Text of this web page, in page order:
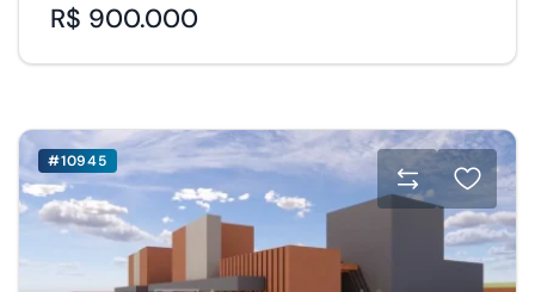
R$ 900.000
#10945